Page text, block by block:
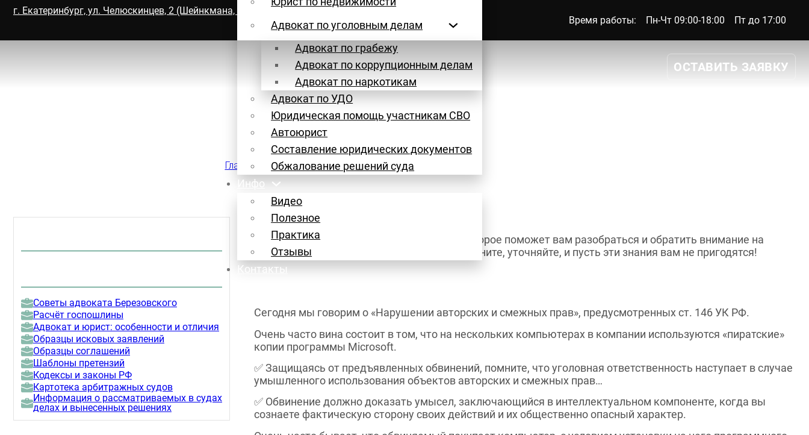
г. Екатеринбург, ул. Челюскинцев, 2 (Шейнкмана, 5), офис 54
Время работы:
Пн-Чт 09:00-18:00 Пт до 17:00
Адвокат по уголовным делам
Адвокат по грабежу
Адвокат по коррупционным делам
Адвокат по наркотикам
Адвокат по УДО
Юридическая помощь участникам СВО
Автоюрист
Составление юридических документов
Обжалование решений суда
Инфо
Видео
Полезное
Практика
Отзывы
Контакты
ОСТАВИТЬ ЗАЯВКУ
Главная Полезное/Советы адвоката Березовского
Советы адвоката Березовского
Расчёт госпошлины
Адвокат и юрист: особенности и отличия
Образцы исковых заявлений
Образцы соглашений
Шаблоны претензий
Кодексы и законы РФ
Картотека арбитражных судов
Информация о рассматриваемых в судах
делах и вынесенных решениях
Разъяснение из юридической практики, которое поможет вам разобраться и обратить внимание на
существенные детали. Читайте, пишите, звоните, уточняйте, и пусть эти знания вам не пригодятся!
Сегодня мы говорим о «Нарушении авторских и смежных прав», предусмотренных ст. 146 УК РФ.
Очень часто вина состоит в том, что на нескольких компьютерах в компании используются «пиратские»
копии программы Microsoft.
✅ Защищаясь от предъявленных обвинений, помните, что уголовная ответственность наступает в случае
умышленного использования объектов авторских и смежных прав…
✅ Обвинение должно доказать умысел, заключающийся в интеллектуальном компоненте, когда вы
сознаете фактическую сторону своих действий и их общественно опасный характер.